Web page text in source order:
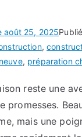
août 25, 2025
,
, préparation
reste une
promesses.
mais une